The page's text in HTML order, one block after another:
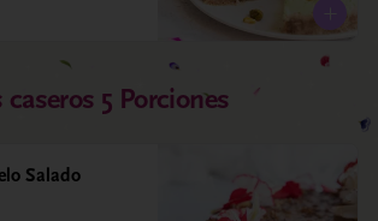
caseros 5 Porciones
Salado